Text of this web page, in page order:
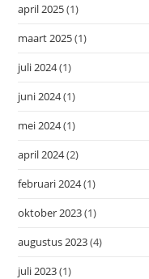
april 2025(1)
maart 2025(1)
juli 2024(1)
juni 2024(1)
mei 2024(1)
april 2024(2)
februari 2024(1)
oktober 2023(1)
augustus 2023(4)
juli 2023(1)